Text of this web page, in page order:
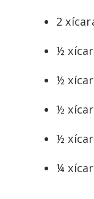
2
½
½
½
½
¼